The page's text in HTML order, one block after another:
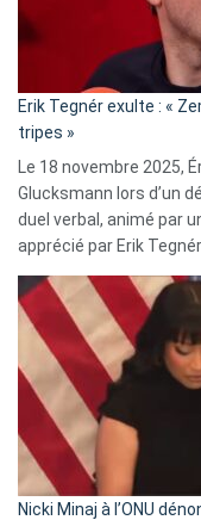
Erik Tegnér exulte : «
tripes »
Le 18 novembre 2025,
Glucksmann lors d’un
duel verbal, animé par
apprécié par Erik
Nicki Minaj à l’ONU